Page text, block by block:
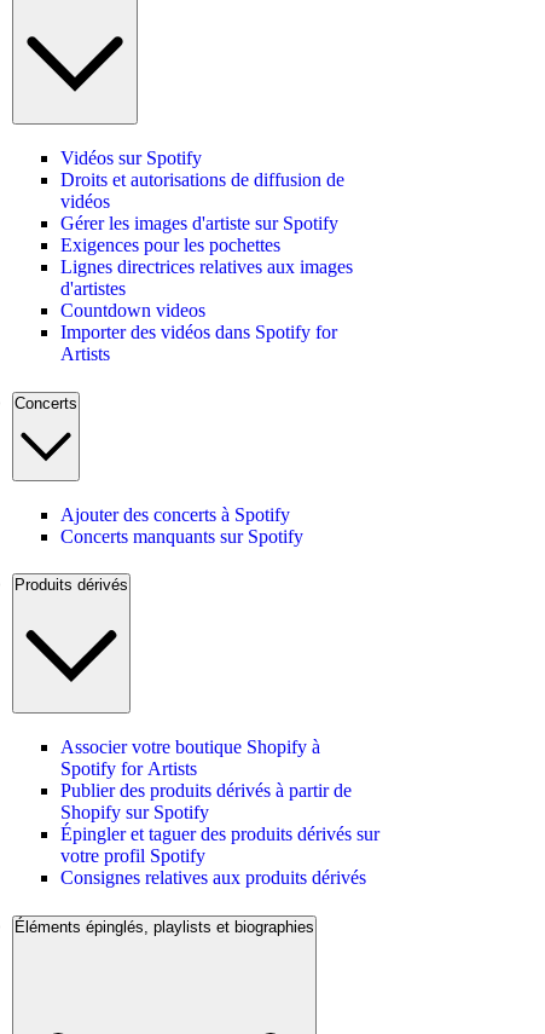
Vidéos sur Spotify
Droits et autorisations de diffusion de
vidéos
Gérer les images d'artiste sur Spotify
Exigences pour les pochettes
Lignes directrices relatives aux images
d'artistes
Countdown videos
Importer des vidéos dans Spotify for
Artists
Concerts
Ajouter des concerts à Spotify
Concerts manquants sur Spotify
Produits dérivés
Associer votre boutique Shopify à
Spotify for Artists
Publier des produits dérivés à partir de
Shopify sur Spotify
Épingler et taguer des produits dérivés sur
votre profil Spotify
Consignes relatives aux produits dérivés
Éléments épinglés, playlists et biographies